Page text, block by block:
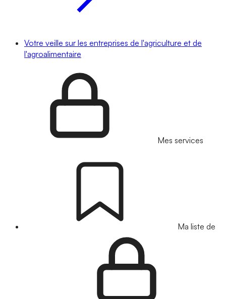
Votre veille sur les entreprises de l'agriculture et de
l'agroalimentaire
Mes services
Ma liste de